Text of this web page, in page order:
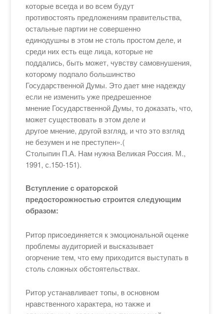
которые всегда и во всем будут
противостоять предложениям правительства,
остальные партии не совершенно
единодушны в этом не столь простом деле, и
среди них есть еще лица, которые не
поддались, быть может, чувству самовнушения,
которому подпало большинство
Государственной Думы. Это дает мне надежду
если не изменить уже предрешенное
мнение Государственной Думы, то доказать, что,
может существовать в этом деле и
другое мнение, другой взгляд, и что это взгляд
не безумен и не преступен».(
Столыпин П.А. Нам нужна Великая Россия. М.,
1991, с.150-151).
Вступление с ораторской
предосторожностью строится следующим
образом:
Ритор присоединяется к эмоциональной оценке
проблемы аудиторией и высказывает
огорчение тем, что ему приходится выступать в
столь сложных обстоятельствах.
Ритор устанавливает топы, в основном
нравственного характера, но также и